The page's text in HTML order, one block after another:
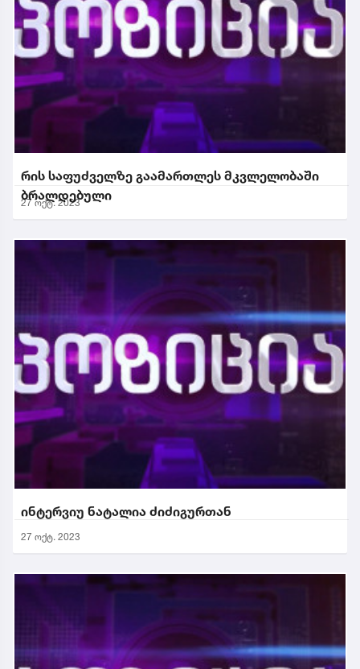
რის საფუძველზე გაამართლეს მკვლელობაში
ბრალდებული
27 ოქტ. 2023
ინტერვიუ ნატალია ძიძიგურთან
27 ოქტ. 2023